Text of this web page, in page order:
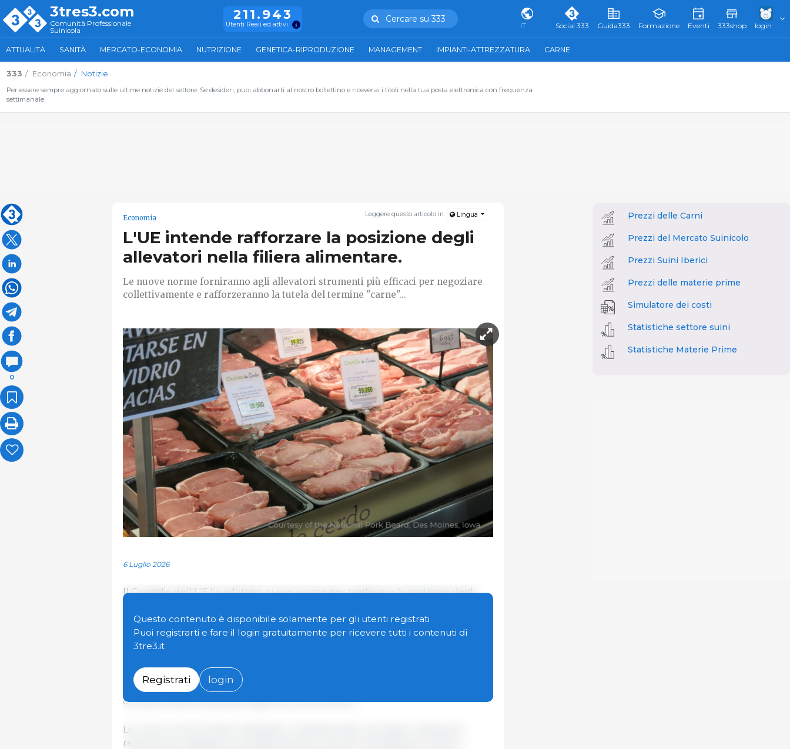
3tres3.com
Comunità Professionale
Suinicola
211.943
Utenti Reali ed attivi
Cercare su 333
IT Social 333 Guida333 Formazione Eventi 333shop login
ATTUALITÀ SANITÀ MERCATO-ECONOMIA NUTRIZIONE GENETICA-RIPRODUZIONE MANAGEMENT IMPIANTI-ATTREZZATURA CARNE
333 Economia Notizie
Per essere sempre aggiornato sulle ultime notizie del settore. Se desideri, puoi abbonarti al nostro bollettino e riceverai i titoli nella tua posta elettronica con frequenza
settimanale.
0
Leggere questo articolo in: Lingua
Economia
L'UE intende rafforzare la posizione degli
allevatori nella filiera alimentare.
Le nuove norme forniranno agli allevatori strumenti più efficaci per negoziare
collettivamente e rafforzeranno la tutela del termine "carne"...
6 Luglio 2026
Il Consiglio dell'UE ha adottato nuove norme per migliorare la posizione degli
equa del valore ricavato e rafforzando il loro potere contrattuale nei confronti
degli acquirenti, come i trasformatori e i rivenditori. Le modifiche mirano anche a
promuovere contratti equi e a rafforzare le organizzazioni di produttori.
La riforma introduce modifiche mirate al regolamento sull'organizzazione
comune dei mercati (OCM) dei prodotti agricoli, unitamente a modifiche
complementari alla politica agricola comune (PAC).
Le nuove norme rendono standard i contratti scritti e includono clausole di
revisione per adeguarli ai cambiamenti del mercato. Semplificano inoltre il
Questo contenuto è disponibile solamente per gli utenti registrati
Puoi registrarti e fare il login gratuitamente per ricevere tutti i contenuti di
3tre3.it
Registrati login
Prezzi delle Carni
Prezzi del Mercato Suinicolo
Prezzi Suini Iberici
Prezzi delle materie prime
Simulatore dei costi
Statistiche settore suini
Statistiche Materie Prime